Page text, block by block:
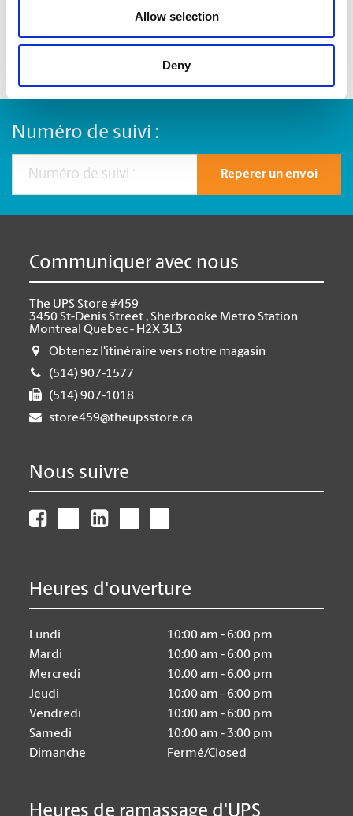
Allow selection
Deny
Numéro de suivi :
Repérer un envoi
Communiquer avec nous
The UPS Store #459
3450 St-Denis Street , Sherbrooke Metro Station
Montreal Quebec - H2X 3L3
Obtenez l'itinéraire vers notre magasin
(514) 907-1577
(514) 907-1018
store459@theupsstore.ca
Nous suivre
Heures d'ouverture
Lundi
10:00 am - 6:00 pm
Mardi
10:00 am - 6:00 pm
Mercredi
10:00 am - 6:00 pm
Jeudi
10:00 am - 6:00 pm
Vendredi
10:00 am - 6:00 pm
Samedi
10:00 am - 3:00 pm
Dimanche
Fermé/Closed
Heures de ramassage d'UPS